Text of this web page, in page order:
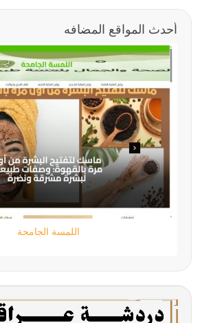
أحدث المواقع المضافه
تقني حر